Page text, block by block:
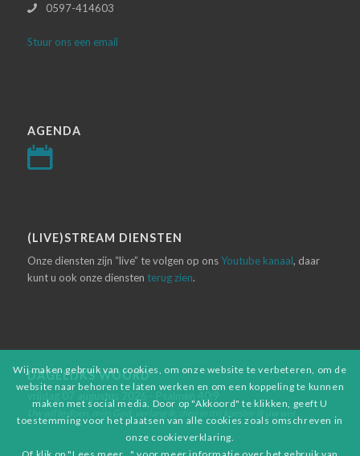
0597-414603
Stuur ons een email
AGENDA
(LIVE)STREAM DIENSTEN
Onze diensten zijn “live” te volgen op onsYoutube kanaal, daar
kunt u ook onze diensten terug zien.
DAGELIJKS WOORD
Wij maken gebruik van cookies, om onze website te verbeteren, om de
website naar behoren te laten werken en om een koppeling te kunnen
maken met social media. Door op "Akkoord" te klikken, geeft U
toestemming voor het plaatsen van alle cookies zoals omschreven in
onze cookieverklaring.